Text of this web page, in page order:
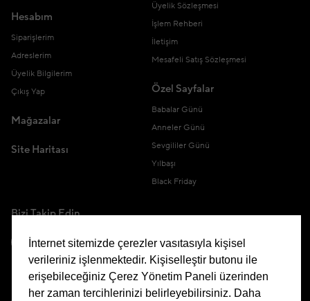
Hesabım
Siparişlerim
Adreslerim
Üyelik Bilgilerim
Çıkış Yap
Mağazalar
Site Haritası
Üyelik Sözleşmesi
İşlem Rehberi
İletişim
Mesafeli Satış Sözleşmesi
Özel Sayfalar
Babalar Günü
Anneler Günü
Sevgililer Günü
Yılbaşı
Black Friday
Bizi Takip Edin
Uygulamamızı İndirin
İnternet sitemizde çerezler vasıtasıyla kişisel
verileriniz işlenmektedir. Kişiselleştir butonu ile
erişebileceğiniz Çerez Yönetim Paneli üzerinden
her zaman tercihlerinizi belirleyebilirsiniz. Daha